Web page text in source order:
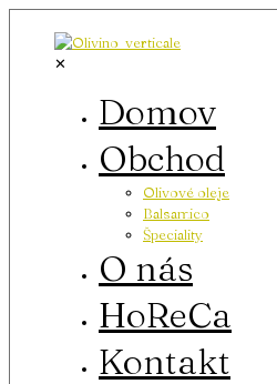
✕
Domov
Obchod
Olivové oleje
Balsamico
Špeciality
O nás
HoReCa
Kontakt